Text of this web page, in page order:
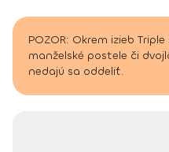
POZOR: Okrem izieb
manželské postele či
nedajú sa oddeliť.